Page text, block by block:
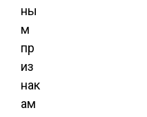
ны
м
пр
из
нак
ам